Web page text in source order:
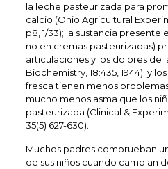
la leche pasteurizada para
calcio (Ohio Agricultural
p8, 1/33); la sustancia presente
no en cremas pasteurizadas)
articulaciones y los dolores de
Biochemistry, 18:435, 1944); y
fresca tienen menos
mucho menos asma que los
pasteurizada (Clinical &
35(5) 627-630).
Muchos padres comprueban
de sus niños cuando cambian